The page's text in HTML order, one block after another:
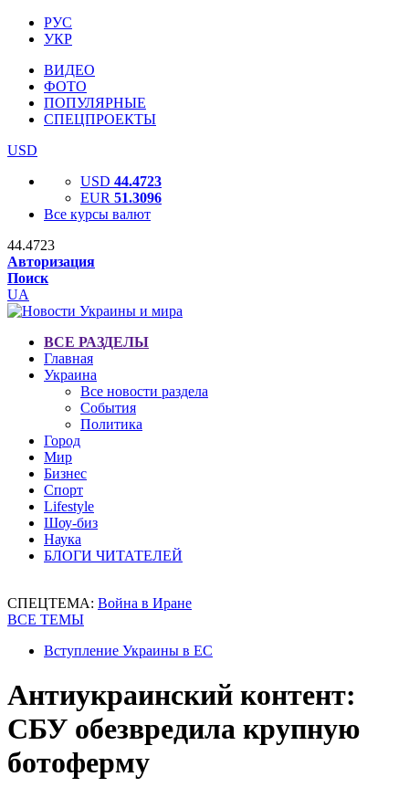
РУС
УКР
ВИДЕО
ФОТО
ПОПУЛЯРНЫЕ
СПЕЦПРОЕКТЫ
USD
USD 44.4723
EUR 51.3096
Все курсы валют
44.4723
Авторизация
Поиск
UA
ВСЕ РАЗДЕЛЫ
Главная
Украина
Все новости раздела
События
Политика
Город
Мир
Бизнес
Спорт
Lifestyle
Шоу-биз
Наука
БЛОГИ ЧИТАТЕЛЕЙ
СПЕЦТЕМА: Война в Иране
ВСЕ ТЕМЫ
Вступление Украины в ЕС
Антиукраинский контент:
СБУ обезвредила крупную
ботоферму